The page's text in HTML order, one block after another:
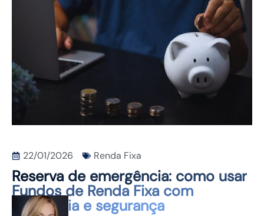
22/01/2026 Renda Fixa
Reserva de emergência: como usar
Fundos de Renda Fixa com
estratégia e segurança